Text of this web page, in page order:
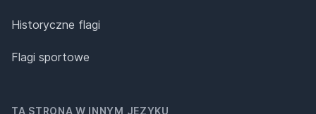
Historyczne flagi
Flagi sportowe
TA STRONA W INNYM JĘZYKU